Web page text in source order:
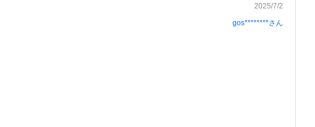
2025/7/2
gos********さん